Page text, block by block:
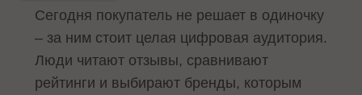
Сегодня покупатель не решает в одиночку
– за ним стоит целая цифровая аудитория.
Люди читают отзывы, сравнивают
рейтинги и выбирают бренды, которым